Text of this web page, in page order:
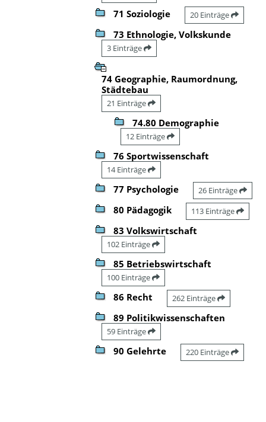
71 Soziologie 20 Einträge
73 Ethnologie, Volkskunde
3 Einträge
74 Geographie, Raumordnung,
Städtebau
21 Einträge
74.80 Demographie
12 Einträge
76 Sportwissenschaft
14 Einträge
77 Psychologie 26 Einträge
80 Pädagogik 113 Einträge
83 Volkswirtschaft
102 Einträge
85 Betriebswirtschaft
100 Einträge
86 Recht 262 Einträge
89 Politikwissenschaften
59 Einträge
90 Gelehrte 220 Einträge